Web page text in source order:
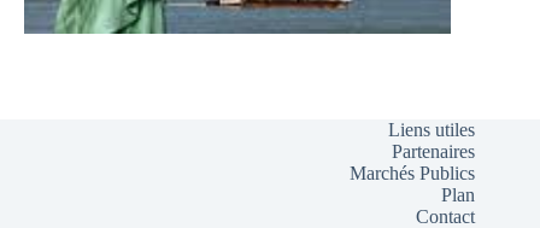
Liens utiles
Partenaires
Marchés Publics
Plan
Contact